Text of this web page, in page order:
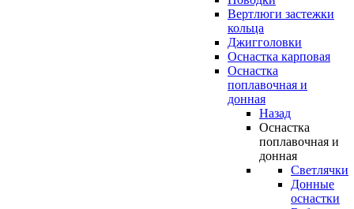
Вертлюги застежки
кольца
Джигголовки
Оснастка карповая
Оснастка
поплавочная и
донная
Назад
Оснастка
поплавочная и
донная
Светлячки
Донные
оснастки